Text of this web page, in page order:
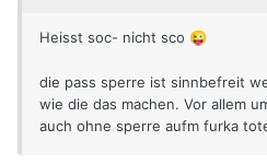
Heisst soc- nicht sco 😜
die pass sperre ist sinnbefreit
wie die das machen. Vor allem
auch ohne sperre aufm furka